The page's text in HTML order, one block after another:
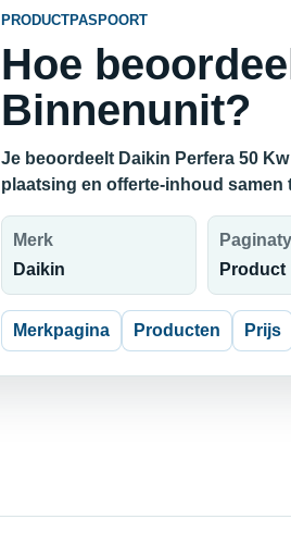
PRODUCTPASPOORT
Hoe
Binnenunit?
Je beoordeelt Daikin Perfera 50
plaatsing en offerte-inhoud samen
Merk
Daikin
Product
Merkpagina Producten Prijs